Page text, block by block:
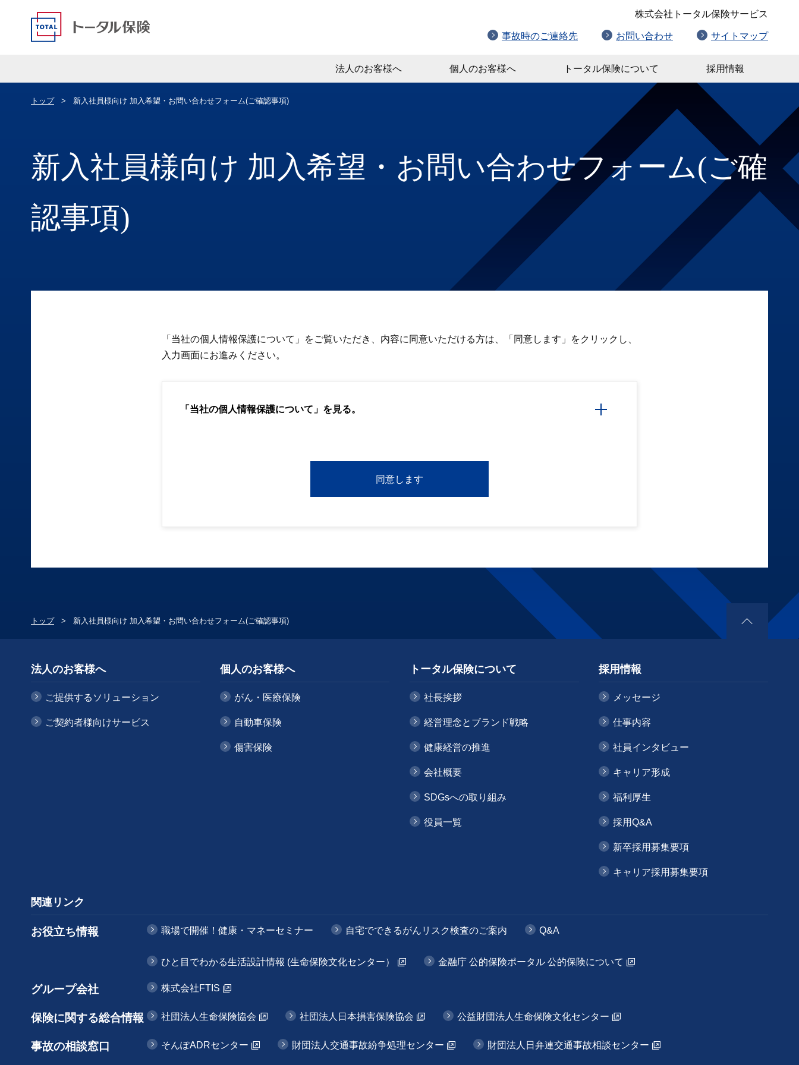
株式会社トータル保険サービス
事故時のご連絡先 お問い合わせ サイトマップ
法人のお客様へ 個人のお客様へ トータル保険について 採用情報
トップ 新入社員様向け 加入希望・お問い合わせフォーム(ご確認事項)
新入社員様向け 加入希望・お問い合わせフォーム(ご確
認事項)
「当社の個人情報保護について」をご覧いただき、内容に同意いただける方は、「同意します」をクリックし、
入力画面にお進みください。
「当社の個人情報保護について」を見る。
同意します
トップ 新入社員様向け 加入希望・お問い合わせフォーム(ご確認事項)
法人のお客様へ
ご提供するソリューション
ご契約者様向けサービス
個人のお客様へ
がん・医療保険
自動車保険
傷害保険
トータル保険について
社長挨拶
経営理念とブランド戦略
健康経営の推進
会社概要
SDGsへの取り組み
役員一覧
採用情報
メッセージ
仕事内容
社員インタビュー
キャリア形成
福利厚生
採用Q&A
新卒採用募集要項
キャリア採用募集要項
関連リンク
お役立ち情報 職場で開催！健康・マネーセミナー 自宅でできるがんリスク検査のご案内 Q&A
ひと目でわかる生活設計情報 (生命保険文化センター） 金融庁 公的保険ポータル 公的保険について
グループ会社 株式会社FTIS
保険に関する総合情報 社団法人生命保険協会 社団法人日本損害保険協会 公益財団法人生命保険文化センター
事故の相談窓口 そんぽADRセンター 財団法人交通事故紛争処理センター 財団法人日弁連交通事故相談センター